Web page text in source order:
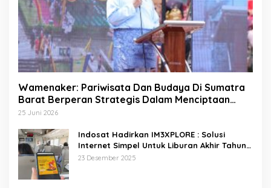
Wamenaker: Pariwisata Dan Budaya Di Sumatra
Barat Berperan Strategis Dalam Menciptaan
Lapangan Kerja
25 Juni 2026
Indosat Hadirkan IM3XPLORE : Solusi
Internet Simpel Untuk Liburan Akhir Tahun
Ke Destinasi Wisata Domestik Dan Trip Luar
23 Desember 2025